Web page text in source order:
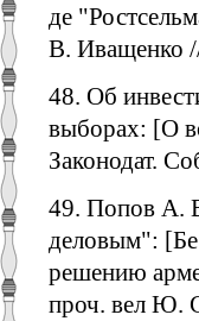
де
В. Иващенко
48. Об
выборах: [О
Законодат.
49. Попов А.
деловым":
решению
проч. вел Ю.